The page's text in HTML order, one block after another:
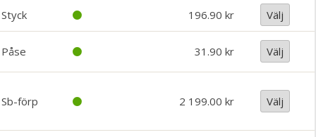
Styck 196.90 Välj
Påse 31.90 Välj
Sb-förp 2 199.00 Välj